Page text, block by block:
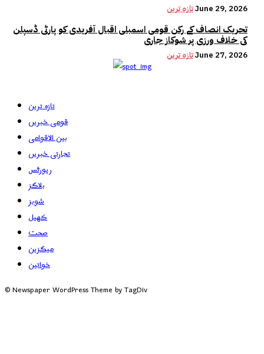
تازہ ترینJune 29, 2026
تحریک انصاف کے رکن قومی اسمبلی اقبال آفریدی کو پارٹی ڈسپلن
کی خلاف ورزی پر شوکاز جاری
تازہ ترینJune 27, 2026
تازہ ترین
قومی خبریں
بین الاقوامی
تجارتی خبریں
رپورٹس
بلاگز
شوبز
کھیل
صحت
میگزین
خواتین
© Newspaper WordPress Theme by TagDiv